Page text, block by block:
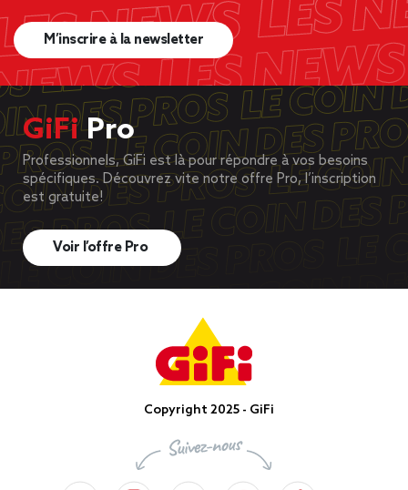
M’inscrire à la newsletter
GiFiPro
Professionnels, GiFi est là pour répondre à vos besoins
spécifiques. Découvrez vite notre offre Pro, l’inscription
est gratuite!
Voir l’offre Pro
Copyright 2025 - GiFi